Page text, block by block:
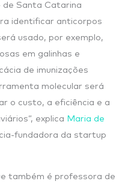
de Santa Catarina
identificar anticorpos
usado, por exemplo,
em galinhas e
de imunizações
molecular será
o custo, a eficiência e a
explica Maria de
fundadora da startup
também é professora de